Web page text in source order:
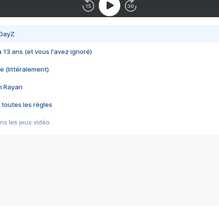
13 ans (et vous l'avez ignoré)
(littéralement)
Rayan
toutes les règles
les jeux vidéo